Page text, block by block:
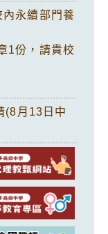
永續部門養
1份，請貴校
(8月13日中